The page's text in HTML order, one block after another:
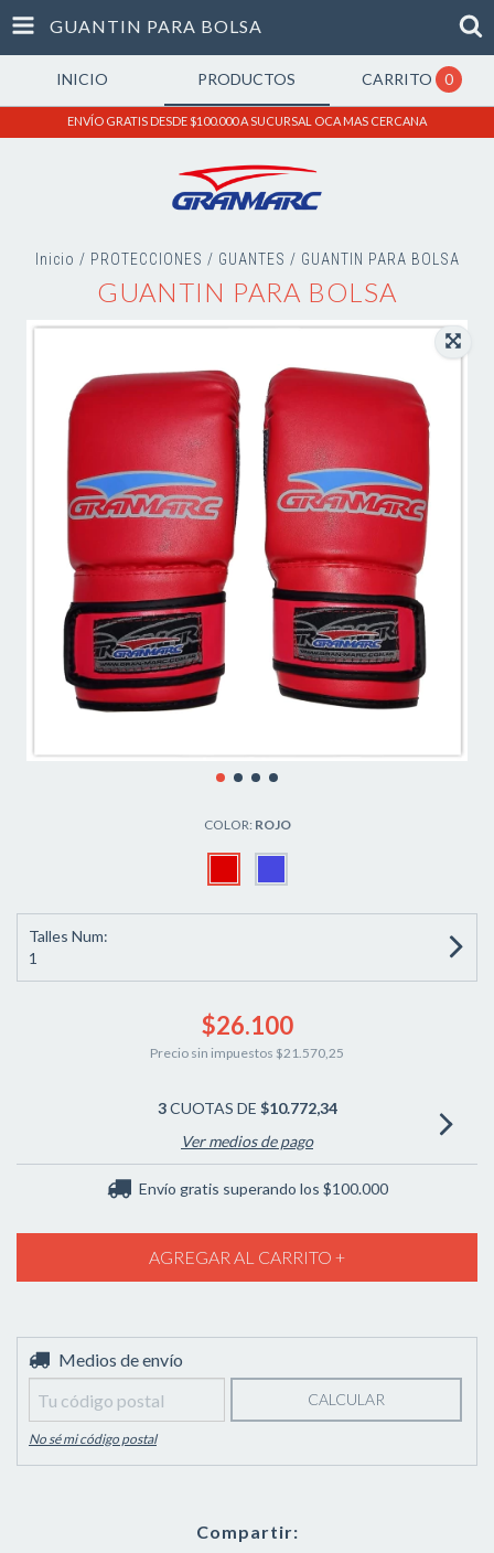
GUANTIN PARA BOLSA
INICIO PRODUCTOS CARRITO 0
ENVÍO GRATIS DESDE $100.000 A SUCURSAL OCA MAS CERCANA
Inicio / PROTECCIONES / GUANTES / GUANTIN PARA BOLSA
GUANTIN PARA BOLSA
COLOR: ROJO
Talles Num:
1
$26.100
Precio sin impuestos $21.570,25
3CUOTAS DE $10.772,34
Ver medios de pago
Envío gratis superando los $100.000
Entregas para el CP:
Medios de envío
CALCULAR
No sé mi código postal
Compartir: